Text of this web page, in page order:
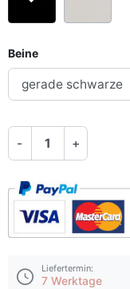
Beine
- +
Liefertermin:
7 Werktage